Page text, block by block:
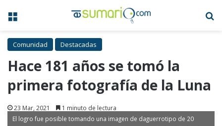
Menú
Comunidad Destacadas
Hace 181 años se tomó la
primera fotografía de la Luna
23 Mar, 2021 1 minuto de lectura
El logro fue posible tomando una imagen de daguerrotipo de 20